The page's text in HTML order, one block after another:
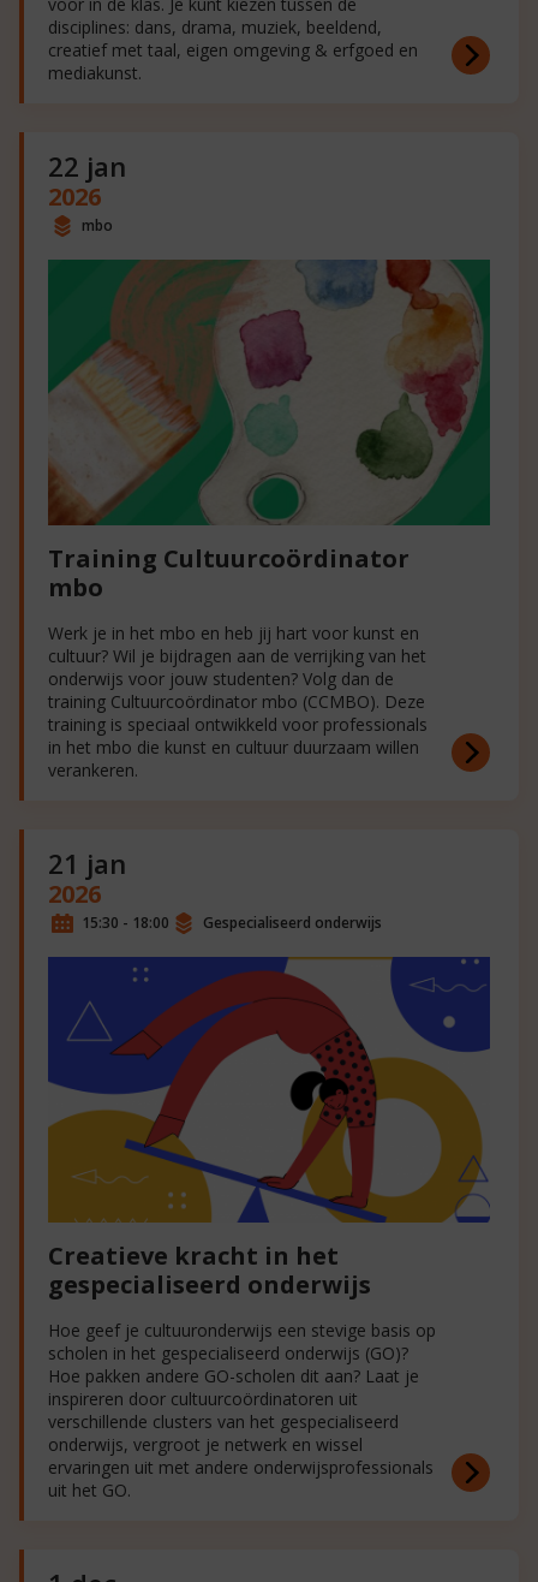
voor in de klas. Je kunt kiezen tussen de
disciplines: dans, drama, muziek, beeldend,
creatief met taal, eigen omgeving & erfgoed en
mediakunst.
22 jan
2026
mbo
Training Cultuurcoördinator
mbo
Werk je in het mbo en heb jij hart voor kunst en
cultuur? Wil je bijdragen aan de verrijking van het
onderwijs voor jouw studenten? Volg dan de
training Cultuurcoördinator mbo (CCMBO). Deze
training is speciaal ontwikkeld voor professionals
in het mbo die kunst en cultuur duurzaam willen
verankeren.
21 jan
2026
15:30 - 18:00 Gespecialiseerd onderwijs
Creatieve kracht in het
gespecialiseerd onderwijs
Hoe geef je cultuuronderwijs een stevige basis op
scholen in het gespecialiseerd onderwijs (GO)?
Hoe pakken andere GO-scholen dit aan? Laat je
inspireren door cultuurcoördinatoren uit
verschillende clusters van het gespecialiseerd
onderwijs, vergroot je netwerk en wissel
ervaringen uit met andere onderwijsprofessionals
uit het GO.